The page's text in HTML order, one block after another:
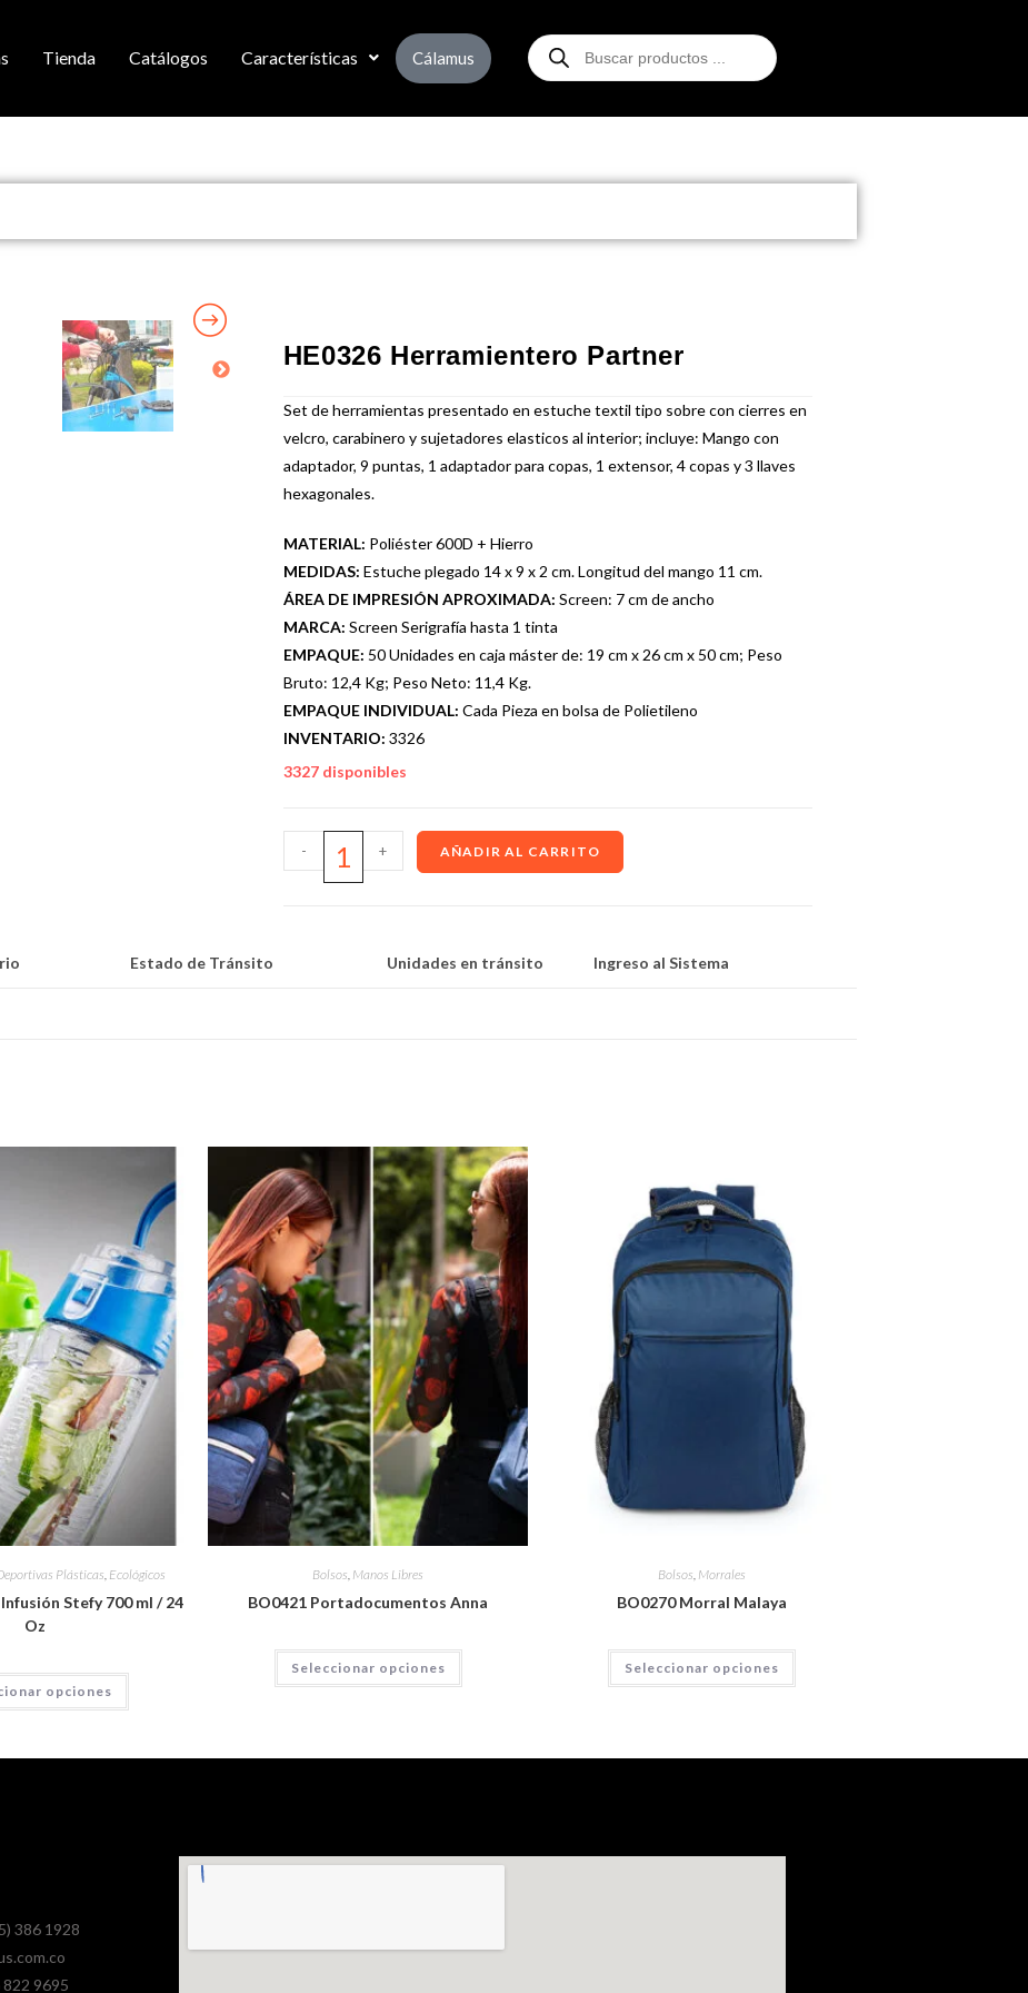
Tienda Catálogos Características Cálamus
HE0326 Herramientero Partner
Set de herramientas presentado en estuche textil tipo sobre con cierres en
velcro, carabinero y sujetadores elasticos al interior; incluye: Mango con
adaptador, 9 puntas, 1 adaptador para copas, 1 extensor, 4 copas y 3 llaves
hexagonales.
MATERIAL: Poliéster 600D + Hierro
MEDIDAS: Estuche plegado 14 x 9 x 2 cm. Longitud del mango 11 cm.
ÁREA DE IMPRESIÓN APROXIMADA: Screen: 7 cm de ancho
MARCA: Screen Serigrafía hasta 1 tinta
EMPAQUE: 50 Unidades en caja máster de: 19 cm x 26 cm x 50 cm; Peso
Bruto: 12,4 Kg; Peso Neto: 11,4 Kg.
EMPAQUE INDIVIDUAL: Cada Pieza en bolsa de Polietileno
INVENTARIO: 3326
3327 disponibles
- + AÑADIR AL CARRITO
Estado de Tránsito Unidades en tránsito Ingreso al Sistema
Plásticas, Ecológicos
Stefy 700 ml / 24
Oz
opciones
Bolsos, Manos Libres
BO0421 Portadocumentos Anna
Seleccionar opciones
Bolsos, Morrales
BO0270 Morral Malaya
Seleccionar opciones
386 1928
9695